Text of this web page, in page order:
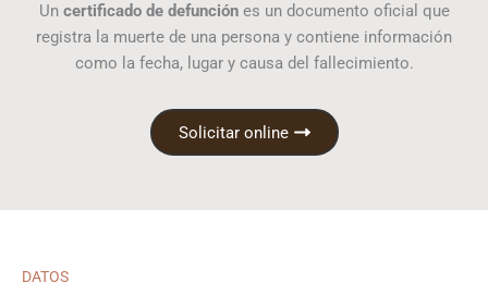
Un certificado de defunciónes un documento oficial que
registra la muerte de una persona y contiene información
como la fecha, lugar y causa del fallecimiento.
Solicitar online
DATOS